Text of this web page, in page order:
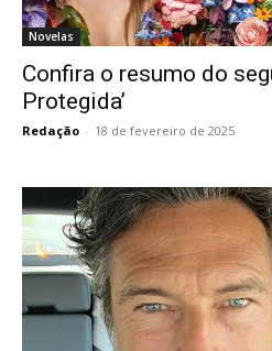
Novelas
Confira o resumo do
Protegida’
Redação - 18 de fevereiro de 2025